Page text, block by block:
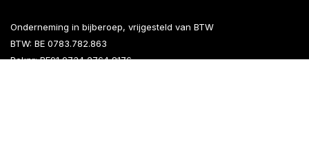
Onderneming in bijberoep, vrijgesteld van BTW
BTW: BE 0783.782.863
Reknr: BE91 9734 2764 8176